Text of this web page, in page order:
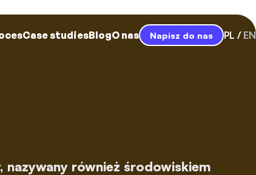
Case studiesBlogO nas Napisz do nas PL EN
nazywany również środowiskiem